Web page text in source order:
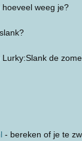
weeg je?
de
- bereken of je te